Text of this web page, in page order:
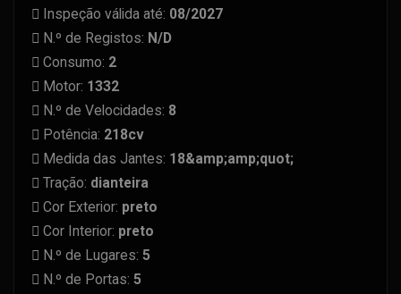
Inspeção válida até: 08/2027
N.º de Registos: N/D
Consumo: 2
Motor: 1332
N.º de Velocidades: 8
Potência: 218cv
Medida das Jantes: 18&amp;amp;quot;
Tração: dianteira
Cor Exterior: preto
Cor Interior: preto
N.º de Lugares: 5
N.º de Portas: 5